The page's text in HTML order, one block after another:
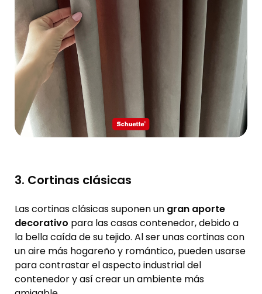
3. Cortinas clásicas
Las cortinas clásicas suponen un gran aporte
decorativo para las casas contenedor, debido a
la bella caída de su tejido. Al ser unas cortinas con
un aire más hogareño y romántico, pueden usarse
para contrastar el aspecto industrial del
contenedor y así crear un ambiente más